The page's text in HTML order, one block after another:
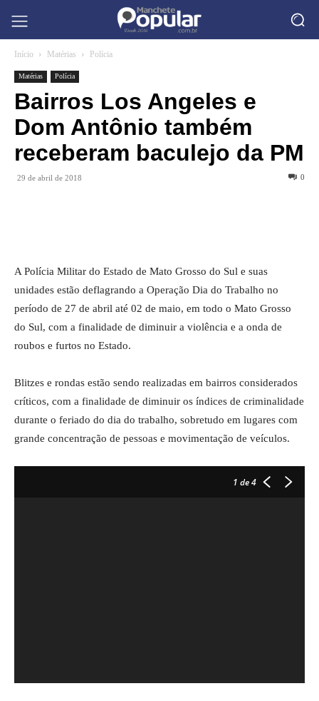
Início Matérias Polícia
Matérias Polícia
Bairros Los Angeles e
Dom Antônio também
receberam baculejo da PM
29 de abril de 2018 0
A Polícia Militar do Estado de Mato Grosso do Sul e suas
unidades estão deflagrando a Operação Dia do Trabalho no
período de 27 de abril até 02 de maio, em todo o Mato Grosso
do Sul, com a finalidade de diminuir a violência e a onda de
roubos e furtos no Estado.
Blitzes e rondas estão sendo realizadas em bairros considerados
críticos, com a finalidade de diminuir os índices de criminalidade
durante o feriado do dia do trabalho, sobretudo em lugares com
grande concentração de pessoas e movimentação de veículos.
1 de 4